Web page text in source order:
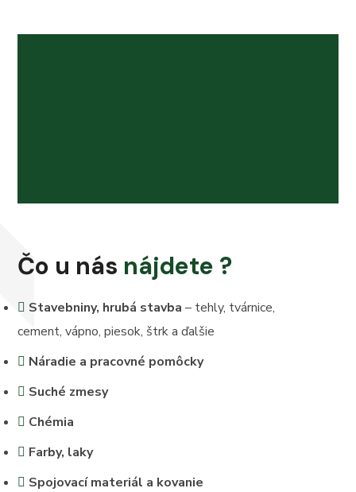
Čo u nás nájdete ?
Stavebniny, hrubá stavba– tehly, tvárnice,
cement, vápno, piesok, štrk a ďalšie
Náradie a pracovné pomôcky
Suché zmesy
Chémia
Farby, laky
Spojovací materiál a kovanie